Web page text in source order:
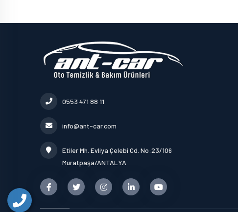
0553 471 88 11
info@ant-car.com
Etiler Mh. Evliya Çelebi Cd. No:23/106
Muratpaşa/ANTALYA